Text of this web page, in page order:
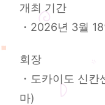
개최 기간
・2026년 3월
회장
・도카이도 신
마)